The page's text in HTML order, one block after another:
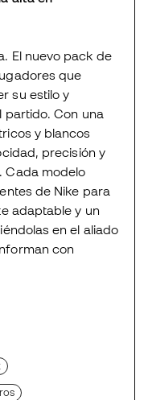
El nuevo pack de
que
su estilo y
partido. Con una
y blancos
precisión y
Cada modelo
de Nike para
adaptable y un
en el aliado
con